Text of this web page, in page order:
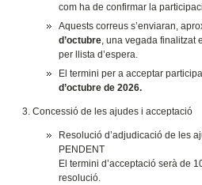
com ha de confirmar la
Aquests correus s’enviaran,
d’octubre, una vegada finalitzat
per llista d’espera.
El termini per a acceptar
d’octubre de 2026.
Concessió de les ajudes i acceptació
Resolució d’adjudicació de les
PENDENT
El termini d’acceptació serà de
resolució.